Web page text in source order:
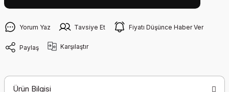
Yorum Yaz Tavsiye Et Fiyatı Düşünce Haber Ver
Paylaş Karşılaştır
Ürün Bilgisi